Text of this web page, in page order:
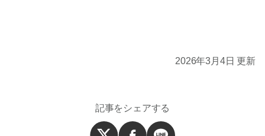
2026年3月4日 更新
記事をシェアする